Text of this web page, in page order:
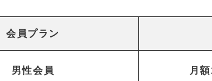
会員プラン
男性会員 月